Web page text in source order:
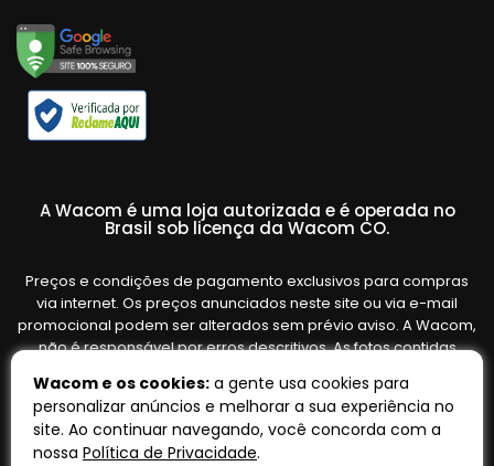
A Wacom é uma loja autorizada e é operada no
Brasil sob licença da Wacom CO.
Preços e condições de pagamento exclusivos para compras
via internet. Os preços anunciados neste site ou via e-mail
promocional podem ser alterados sem prévio aviso. A Wacom,
não é responsável por erros descritivos. As fotos contidas
variar de acordo com o fornecedor/lote do fabricante. Ofertas
válidas até o término de nossos estoques. Vendas sujeitas à
análise e confirmação de dados.
Wacom e os cookies: a gente usa cookies para
personalizar anúncios e melhorar a sua experiência no
site. Ao continuar navegando, você concorda com a
nossa Política de Privacidade.